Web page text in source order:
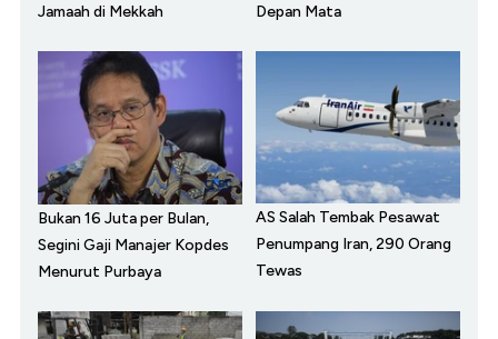
Jamaah di Mekkah
Depan Mata
Bukan 16 Juta per Bulan,
Segini Gaji Manajer Kopdes
Menurut Purbaya
AS Salah Tembak Pesawat
Penumpang Iran, 290 Orang
Tewas